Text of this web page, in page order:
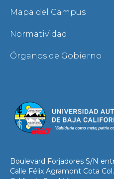
Mapa del Campus
Normatividad
Órganos de Gobierno
Boulevard Forjadores S/N
Calle Félix Agramont Cota